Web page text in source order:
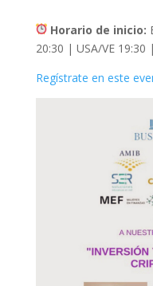
Horario de inicio:
20:30 | USA/VE 19:30
Regístrate en este